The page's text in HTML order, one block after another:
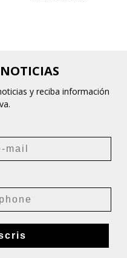
y reciba información